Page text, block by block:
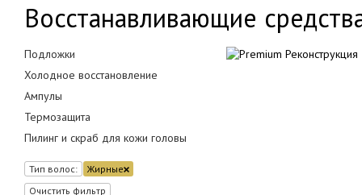
Восстанавливающие
Подложки
Холодное восстановление
Ампулы
Термозащита
Пилинг и скраб для кожи головы
Тип волос:
Жирные
Очистить фильтр